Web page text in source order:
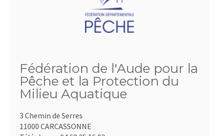
Fédération de l'Aude pour la
Pêche et la Protection du
Milieu Aquatique
3 Chemin de Serres
11000 CARCASSONNE